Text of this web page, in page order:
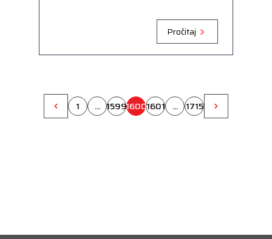
Pročitaj
1 ... 159916001601 ... 1715